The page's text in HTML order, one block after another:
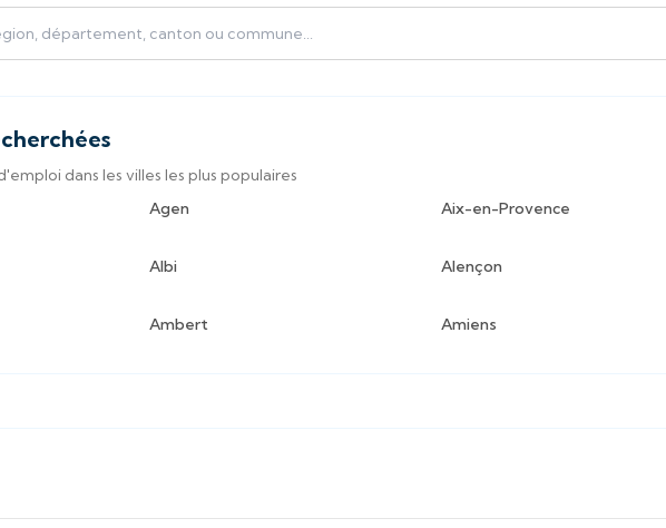
dans les villes les plus populaires
Agen Aix-en-Provence
Albi Alençon
Ambert Amiens